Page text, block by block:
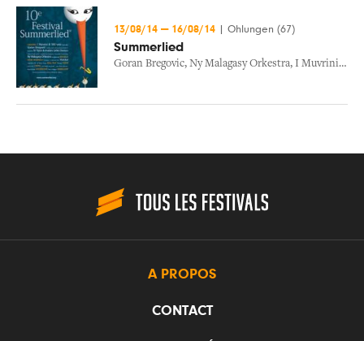
13/08/14 — 16/08/14 Ohlungen (67)
Summerlied
Goran Bregovic, Ny Malagasy Orkestra, I Muvrini,Tri
A PROPOS
CONTACT